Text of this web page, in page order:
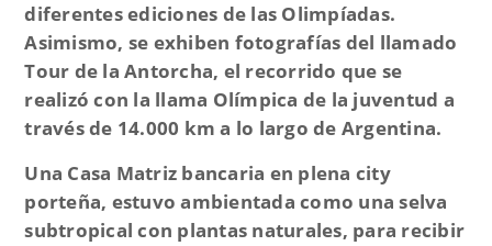
diferentes ediciones de las Olimpíadas.
Asimismo, se exhiben fotografías del llamado
Tour de la Antorcha, el recorrido que se
realizó con la llama Olímpica de la juventud a
través de 14.000 km a lo largo de Argentina.
Una Casa Matriz bancaria en plena city
porteña, estuvo ambientada como una selva
subtropical con plantas naturales, para recibir